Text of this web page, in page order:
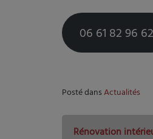
06 61 82 96 62
Posté dansActualités
Rénovation